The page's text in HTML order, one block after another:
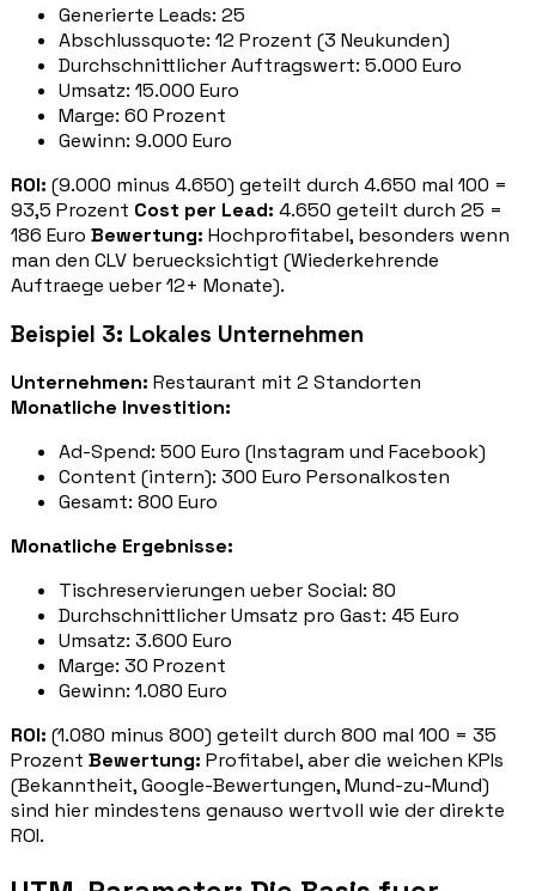
Generierte Leads: 25
Abschlussquote: 12 Prozent (3 Neukunden)
Durchschnittlicher Auftragswert: 5.000 Euro
Umsatz: 15.000 Euro
Marge: 60 Prozent
Gewinn: 9.000 Euro
ROI: (9.000 minus 4.650) geteilt durch 4.650 mal 100 =
93,5 Prozent Cost per Lead: 4.650 geteilt durch 25 =
186 Euro Bewertung: Hochprofitabel, besonders wenn
man den CLV beruecksichtigt (Wiederkehrende
Auftraege ueber 12+ Monate).
Beispiel 3: Lokales Unternehmen
Unternehmen: Restaurant mit 2 Standorten
Monatliche Investition:
Ad-Spend: 500 Euro (Instagram und Facebook)
Content (intern): 300 Euro Personalkosten
Gesamt: 800 Euro
Monatliche Ergebnisse:
Tischreservierungen ueber Social: 80
Durchschnittlicher Umsatz pro Gast: 45 Euro
Umsatz: 3.600 Euro
Marge: 30 Prozent
Gewinn: 1.080 Euro
ROI: (1.080 minus 800) geteilt durch 800 mal 100 = 35
Prozent Bewertung: Profitabel, aber die weichen KPIs
(Bekanntheit, Google-Bewertungen, Mund-zu-Mund)
sind hier mindestens genauso wertvoll wie der direkte
ROI.